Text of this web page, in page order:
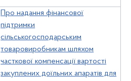
Про надання фінансової
підтримки
сільськогосподарським
товаровиробникам шляхом
часткової компенсації вартості
закуплених доїльних апаратів для